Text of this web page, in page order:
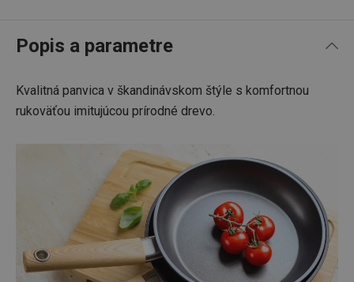
Popis a parametre
Kvalitná panvica v škandinávskom štýle s komfortnou
rukoväťou imitujúcou prírodné drevo.